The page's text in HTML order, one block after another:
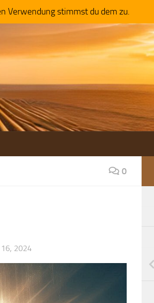
0
16, 2024
Verwendung stimmst du dem zu.